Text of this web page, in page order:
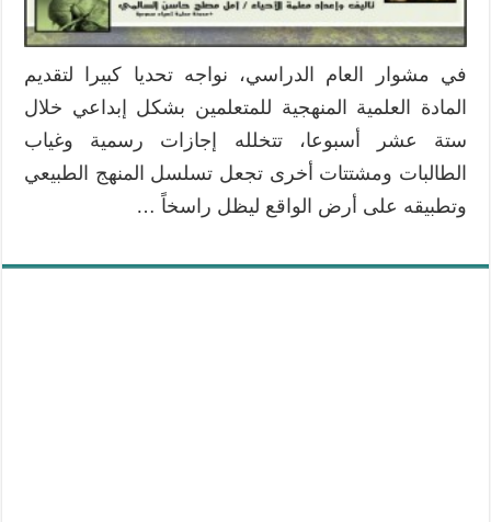
في مشوار العام الدراسي، نواجه تحديا كبيرا لتقديم
المادة العلمية المنهجية للمتعلمين بشكل إبداعي خلال
ستة عشر أسبوعا، تتخلله إجازات رسمية وغياب
الطالبات ومشتتات أخرى تجعل تسلسل المنهج الطبيعي
وتطبيقه على أرض الواقع ليظل راسخاً …